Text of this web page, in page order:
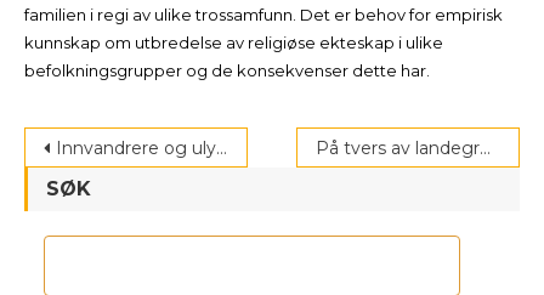
familien i regi av ulike trossamfunn. Det er behov for empirisk
kunnskap om utbredelse av religiøse ekteskap i ulike
befolkningsgrupper og de konsekvenser dette har.
Post
navigation
Innvandrere og ulykker På tvers av landegrenser – Arbeid mot tvangsekteskap og kjønnslemlestelse
SØK